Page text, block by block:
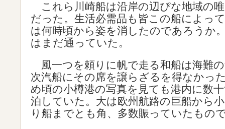
これら川崎船は沿岸の辺ぴな地域の
だった。生活必需品も皆この船によっ
は何時頃から姿を消したのであろうか
はまだ通っていた。
風一つを頼りに帆で走る和船は海難
次汽船にその席を譲らざるを得なかっ
め頃の小樽港の写真を見ても港内に数
泊していた。大は欧州航路の巨船から
り船までとも角、多数賑っていたもの